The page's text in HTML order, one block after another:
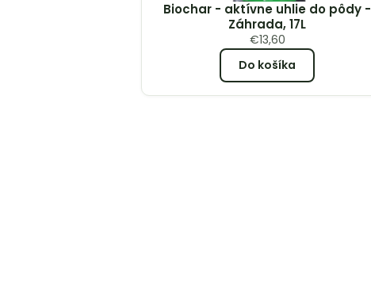
Biochar - aktívne uhlie do pôdy -
Záhrada, 17L
€13,60
Do košíka